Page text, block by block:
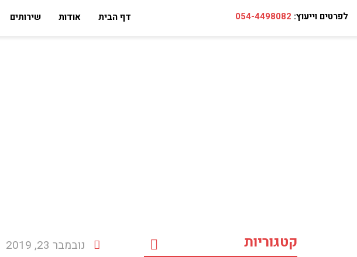
לפרטים וייעוץ: 054-4498082 דף הבית אודות שירותים
קטגוריות נובמבר 23, 2019